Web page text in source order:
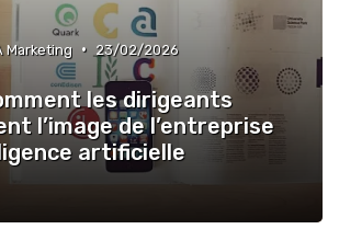
Marketing • 23/02/2026
les dirigeants
l’image de l’entreprise
artificielle